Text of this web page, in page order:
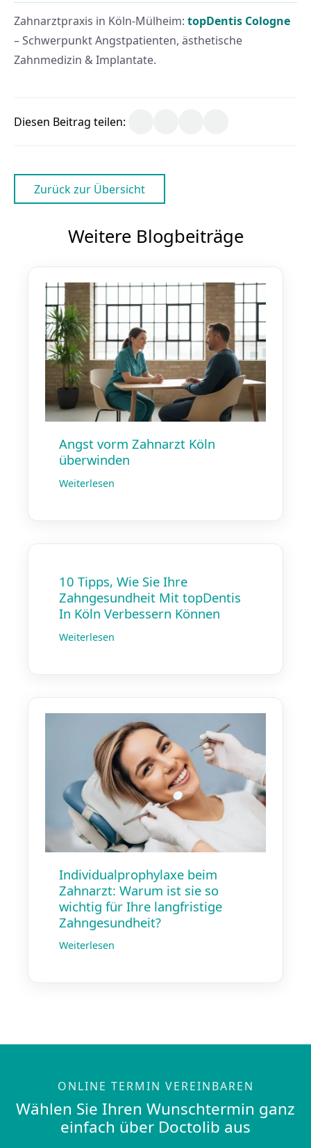
Zahnarztpraxis in Köln-Mülheim: topDentis Cologne
– Schwerpunkt Angstpatienten, ästhetische
Zahnmedizin & Implantate.
Diesen Beitrag teilen:
Zurück zur Übersicht
Weitere Blogbeiträge
Angst vorm Zahnarzt Köln
überwinden
Weiterlesen
10 Tipps, Wie Sie Ihre
Zahngesundheit Mit topDentis
In Köln Verbessern Können
Weiterlesen
Individualprophylaxe beim
Zahnarzt: Warum ist sie so
wichtig für Ihre langfristige
Zahngesundheit?
Weiterlesen
ONLINE TERMIN VEREINBAREN
Wählen Sie Ihren Wunschtermin ganz
einfach über Doctolib aus